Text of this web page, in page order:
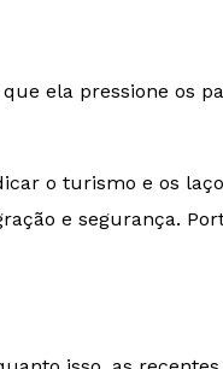
ela pressione os
o turismo e os
e segurança.